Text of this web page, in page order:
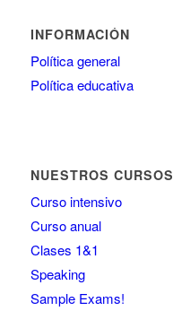
INFORMACIÓN
Política general
Política educativa
NUESTROS CURSOS
Curso intensivo
Curso anual
Clases 1&1
Speaking
Sample Exams!